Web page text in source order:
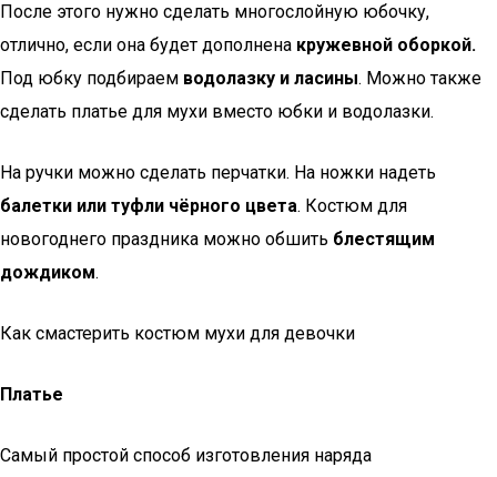
После этого нужно сделать многослойную юбочку,
отлично, если она будет дополнена кружевной оборкой.
Под юбку подбираем водолазку и ласины. Можно также
сделать платье для мухи вместо юбки и водолазки.
На ручки можно сделать перчатки. На ножки надеть
балетки или туфли чёрного цвета. Костюм для
новогоднего праздника можно обшить блестящим
дождиком.
Как смастерить костюм мухи для девочки
Платье
Самый простой способ изготовления наряда